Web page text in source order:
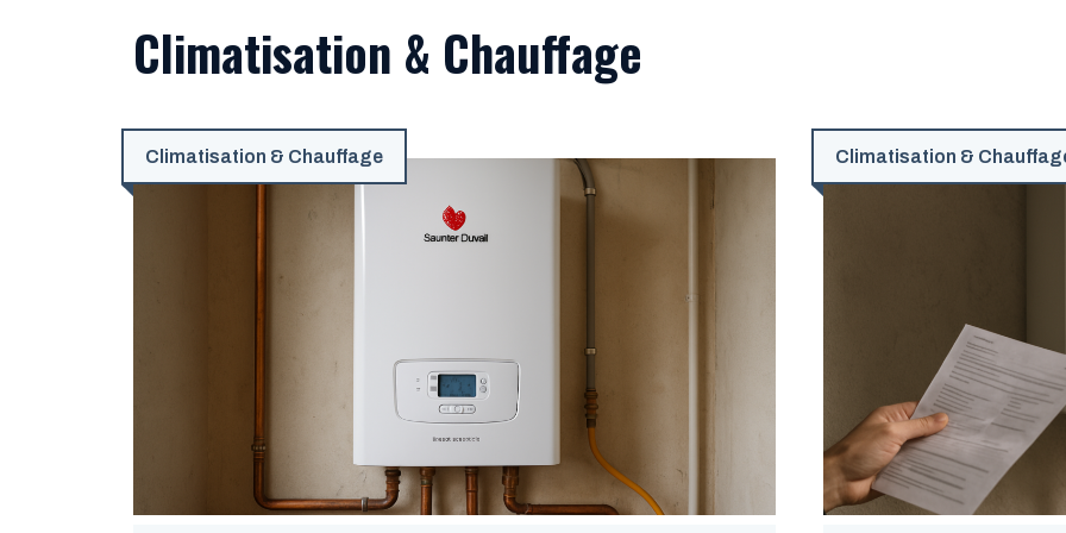
Climatisation & Chauffage
Climatisation & Chauffage Climatisation &